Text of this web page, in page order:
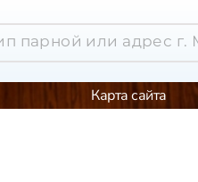
Карта сайта